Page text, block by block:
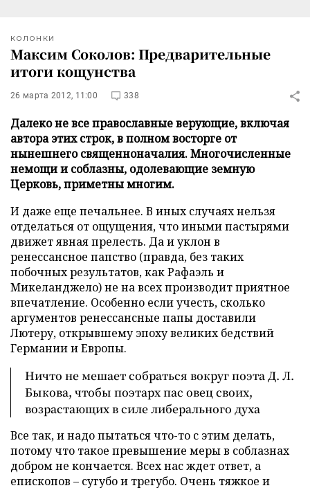
КОЛОНКИ
Максим Соколов: Предварительные
итоги кощунства
26 марта 2012, 11:00 338
Далеко не все православные верующие, включая
автора этих строк, в полном восторге от
нынешнего священноначалия. Многочисленные
немощи и соблазны, одолевающие земную
Церковь, приметны многим.
И даже еще печальнее. В иных случаях нельзя
отделаться от ощущения, что иными пастырями
движет явная прелесть. Да и уклон в
ренессансное папство (правда, без таких
побочных результатов, как Рафаэль и
Микеланджело) не на всех производит приятное
впечатление. Особенно если учесть, сколько
аргументов ренессансные папы доставили
Лютеру, открывшему эпоху великих бедствий
Германии и Европы.
Ничто не мешает собраться вокруг поэта Д. Л.
Быкова, чтобы поэтарх пас овец своих,
возрастающих в силе либерального духа
Все так, и надо пытаться что-то с этим делать,
потому что такое превышение меры в соблазнах
добром не кончается. Всех нас ждет ответ, а
епископов – сугубо и трегубо. Очень тяжкое и